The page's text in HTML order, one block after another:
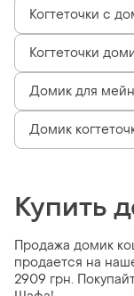
Когтеточки с
Когтеточки
Домик для мейн
Домик
Купить
Продажа домик
продается на
2909 грн.